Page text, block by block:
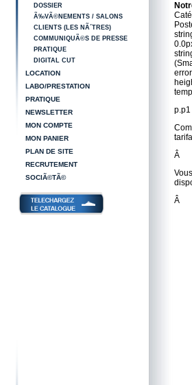
DOSSIER
Ã‰VÃ©NEMENTS / SALONS
CLIENTS (LES NÃ´TRES)
COMMUNIQUÃ©S DE PRESSE
PRATIQUE
DIGITAL CUT
LOCATION
LABO/PRESTATION
PRATIQUE
NEWSLETTER
MON COMPTE
MON PANIER
PLAN DE SITE
RECRUTEMENT
SOCIÃ©TÃ©
p.p1
Â
Â